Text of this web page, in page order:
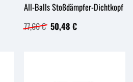
All-Balls Stoßdämpfer-Dichtkopf
77,66€ Ursprünglicher
Preis
50,48 €Aktueller
Preis